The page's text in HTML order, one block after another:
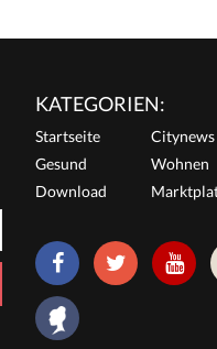
KATEGORIEN:
Startseite Citynews
Gesund
Wohnen
Download